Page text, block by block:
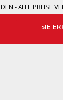
- ALLE PREISE
SIE